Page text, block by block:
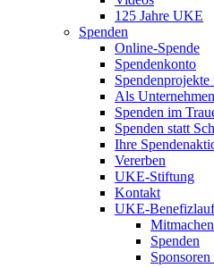
125 Jahre UKE
Spenden
Online-Spende
Spendenkonto
Als
Spenden im
Spenden statt
Ihre
Vererben
UKE-Stiftung
Kontakt
UKE-Benefizlauf
Mitmachen
Spenden